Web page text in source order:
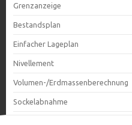
Grenzanzeige
Bestandsplan
Einfacher Lageplan
Nivellement
Volumen-/Erdmassenberechnung
Sockelabnahme